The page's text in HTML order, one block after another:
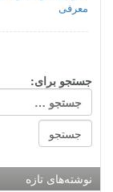
معرفی
جستجو برای:
نوشته‌های تازه